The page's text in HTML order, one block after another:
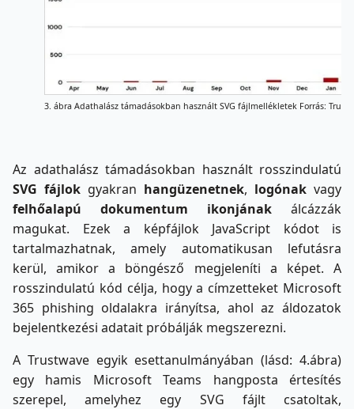
3. ábra Adathalász támadásokban használt SVG fájlmellékletek Forrás:
Az adathalász támadásokban használt rosszindulatú
SVG fájlok gyakran hangüzenetnek, logónak vagy
felhőalapú dokumentum ikonjának álcázzák
magukat. Ezek a képfájlok JavaScript kódot is
tartalmazhatnak, amely automatikusan lefutásra
kerül, amikor a böngésző megjeleníti a képet. A
rosszindulatú kód célja, hogy a címzetteket Microsoft
365 phishing oldalakra irányítsa, ahol az áldozatok
bejelentkezési adatait próbálják megszerezni.
A Trustwave egyik esettanulmányában (lásd: 4.ábra)
egy hamis Microsoft Teams hangposta értesítés
szerepel, amelyhez egy SVG fájlt csatoltak,